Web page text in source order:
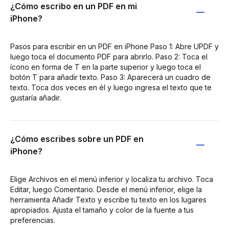
¿Cómo escribo en un PDF en mi
iPhone?
Pasos para escribir en un PDF en iPhone Paso 1: Abre UPDF y
luego toca el documento PDF para abrirlo. Paso 2: Toca el
ícono en forma de T en la parte superior y luego toca el
botón T para añadir texto. Paso 3: Aparecerá un cuadro de
texto. Toca dos veces en él y luego ingresa el texto que te
gustaría añadir.
¿Cómo escribes sobre un PDF en
iPhone?
Elige Archivos en el menú inferior y localiza tu archivo. Toca
Editar, luego Comentario. Desde el menú inferior, elige la
herramienta Añadir Texto y escribe tu texto en los lugares
apropiados. Ajusta el tamaño y color de la fuente a tus
preferencias.